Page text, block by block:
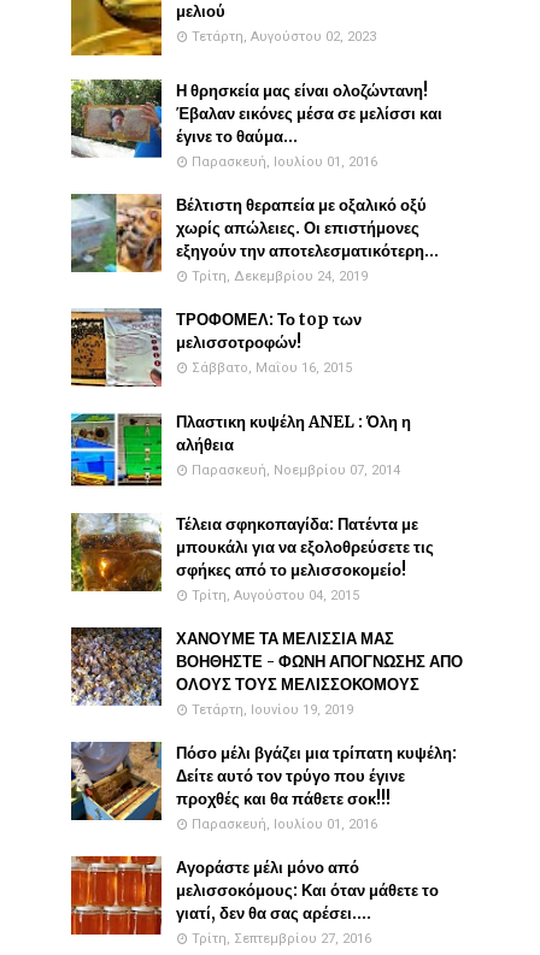
μελιού
Τετάρτη, Αυγούστου 02, 2023
Η θρησκεία μας είναι ολοζώντανη!
Έβαλαν εικόνες μέσα σε μελίσσι και
έγινε το θαύμα...
Παρασκευή, Ιουλίου 01, 2016
Βέλτιστη θεραπεία με οξαλικό οξύ
χωρίς απώλειες. Οι επιστήμονες
εξηγούν την αποτελεσματικότερη...
Τρίτη, Δεκεμβρίου 24, 2019
ΤΡΟΦΟΜΕΛ: Το top των
μελισσοτροφών!
Σάββατο, Μαΐου 16, 2015
Πλαστικη κυψέλη ANEL : Όλη η
αλήθεια
Παρασκευή, Νοεμβρίου 07, 2014
Τέλεια σφηκοπαγίδα: Πατέντα με
μπουκάλι για να εξολοθρεύσετε τις
σφήκες από το μελισσοκομείο!
Τρίτη, Αυγούστου 04, 2015
ΧΑΝΟΥΜΕ ΤΑ ΜΕΛΙΣΣΙΑ ΜΑΣ
ΒΟΗΘΗΣΤΕ - ΦΩΝΗ ΑΠΟΓΝΩΣΗΣ ΑΠΟ
ΟΛΟΥΣ ΤΟΥΣ ΜΕΛΙΣΣΟΚΟΜΟΥΣ
Τετάρτη, Ιουνίου 19, 2019
Πόσο μέλι βγάζει μια τρίπατη κυψέλη:
Δείτε αυτό τον τρύγο που έγινε
προχθές και θα πάθετε σοκ!!!
Παρασκευή, Ιουλίου 01, 2016
Αγοράστε μέλι μόνο από
μελισσοκόμους: Και όταν μάθετε το
γιατί, δεν θα σας αρέσει....
Τρίτη, Σεπτεμβρίου 27, 2016